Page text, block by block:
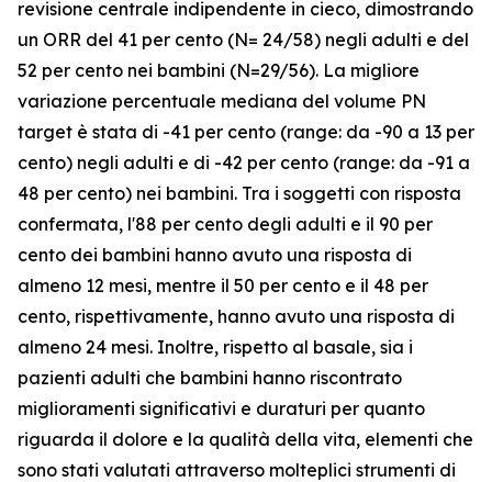
revisione centrale indipendente in cieco, dimostrando
un ORR del 41 per cento (N= 24/58) negli adulti e del
52 per cento nei bambini (N=29/56). La migliore
variazione percentuale mediana del volume PN
target è stata di -41 per cento (range: da -90 a 13 per
cento) negli adulti e di -42 per cento (range: da -91 a
48 per cento) nei bambini. Tra i soggetti con risposta
confermata, l'88 per cento degli adulti e il 90 per
cento dei bambini hanno avuto una risposta di
almeno 12 mesi, mentre il 50 per cento e il 48 per
cento, rispettivamente, hanno avuto una risposta di
almeno 24 mesi. Inoltre, rispetto al basale, sia i
pazienti adulti che bambini hanno riscontrato
miglioramenti significativi e duraturi per quanto
riguarda il dolore e la qualità della vita, elementi che
sono stati valutati attraverso molteplici strumenti di